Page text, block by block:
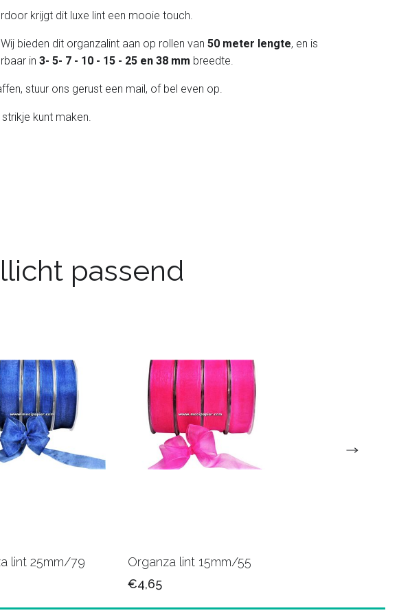
krijgt dit luxe lint een mooie touch.
bieden dit organzalint aan op rollen van 50 meter lengte, en is
in 3- 5- 7 - 10 - 15 - 25 en 38 mm breedte.
stuur ons gerust een mail, of bel even op.
kunt maken.
passend
lint 25mm/79
Organza lint 15mm/55
€4,65